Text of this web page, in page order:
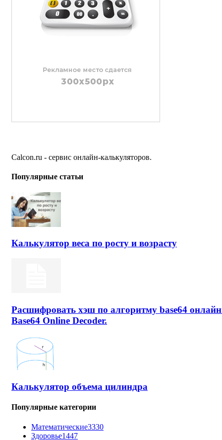
Calcon.ru - сервис онлайн-калькуляторов.
Популярные статьи
Калькулятор веса по росту и возрасту
Расшифровать хэш по алгоритму base64
Base64 Online Decoder.
Калькулятор объема цилиндра
Популярные категории
Математические3330
Здоровье1447